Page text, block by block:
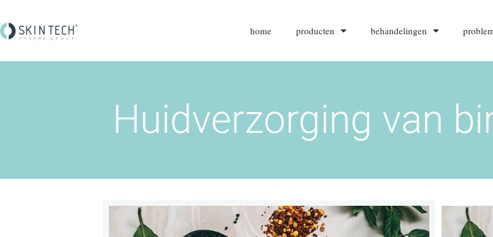
home producten behandelingen
Huidverzorging van